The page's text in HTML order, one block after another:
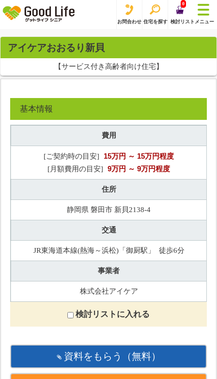
お問合わせ 住宅を探す
0
検討リスト メニュー
アイケアおおるり新貝
【サービス付き高齢者向け住宅】
基本情報
費用
[ご契約時の目安] 15万円 ～ 15万円程度
[月額費用の目安] 9万円 ～ 9万円程度
住所
静岡県 磐田市 新貝2138-4
交通
JR東海道本線(熱海～浜松)「御厨駅」 徒歩6分
事業者
株式会社アイケア
検討リストに入れる
資料をもらう （無料）